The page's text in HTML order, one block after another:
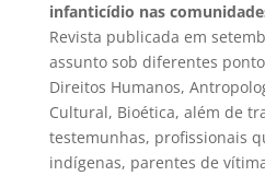
infanticídio nas
Revista publicada em
assunto sob diferentes
Direitos Humanos,
Cultural, Bioética, além de
testemunhas, profissionais
indígenas, parentes de